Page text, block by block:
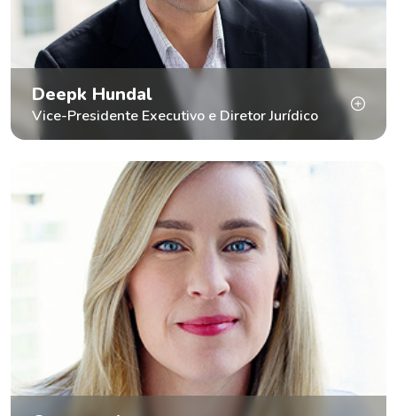
Deepk Hundal
Vice-Presidente Executivo e Diretor Jurídico